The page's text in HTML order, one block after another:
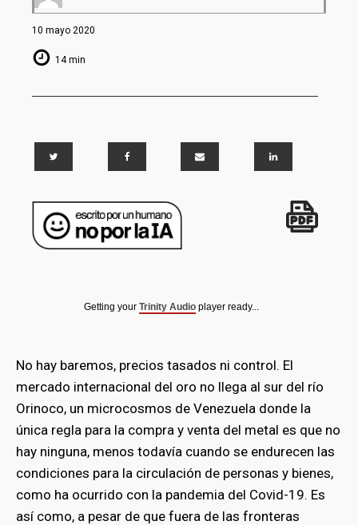
10 mayo 2020
14 min
Getting your Trinity Audio player ready...
No hay baremos, precios tasados ni control. El
mercado internacional del oro no llega al sur del río
Orinoco, un microcosmos de Venezuela donde la
única regla para la compra y venta del metal es que no
hay ninguna, menos todavía cuando se endurecen las
condiciones para la circulación de personas y bienes,
como ha ocurrido con la pandemia del Covid-19. Es
así como, a pesar de que fuera de las fronteras